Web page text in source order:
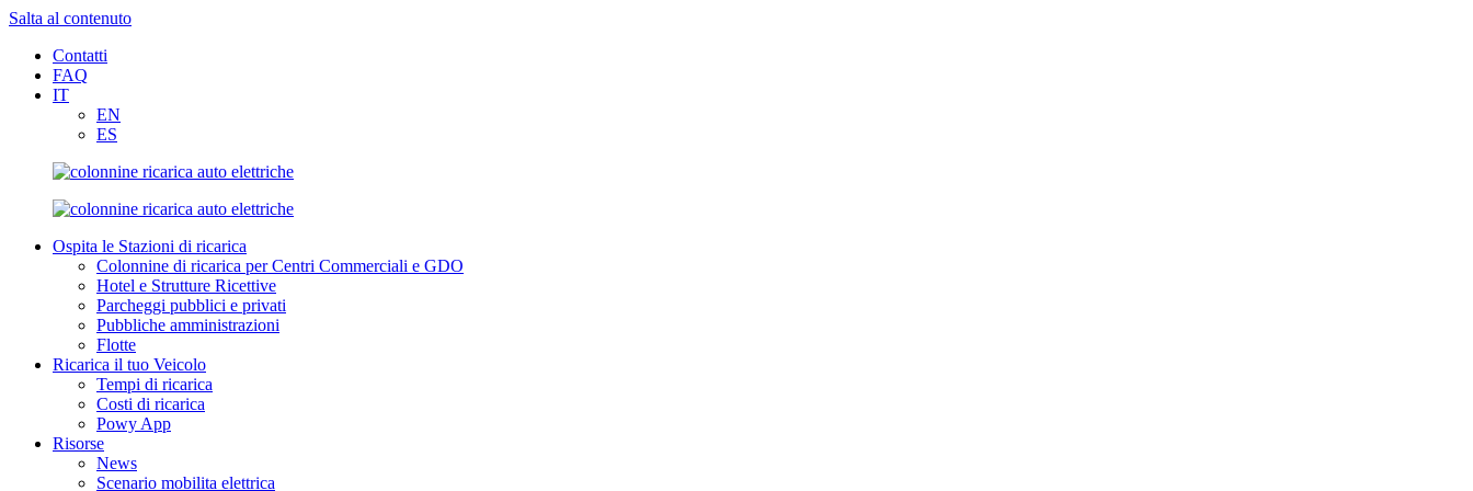
Salta al contenuto
Contatti
FAQ
IT
EN
ES
Ospita le Stazioni di ricarica
Colonnine di ricarica per Centri Commerciali e GDO
Hotel e Strutture Ricettive
Parcheggi pubblici e privati
Pubbliche amministrazioni
Flotte
Ricarica il tuo Veicolo
Tempi di ricarica
Costi di ricarica
Powy App
Risorse
News
Scenario mobilita elettrica